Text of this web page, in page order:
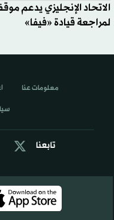
الاتحاد الإنجليزي يدعم
لمراجعة قيادة «فيفا»
تابعنا
معلومات عنا